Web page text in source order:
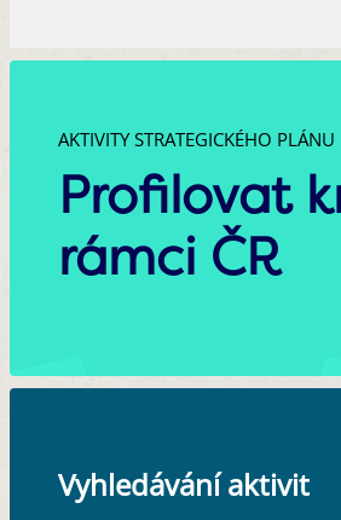
AKTIVITY STRATEGICKÉHO PLÁNU
Profilovat
rámci ČR
Vyhledávání aktivit